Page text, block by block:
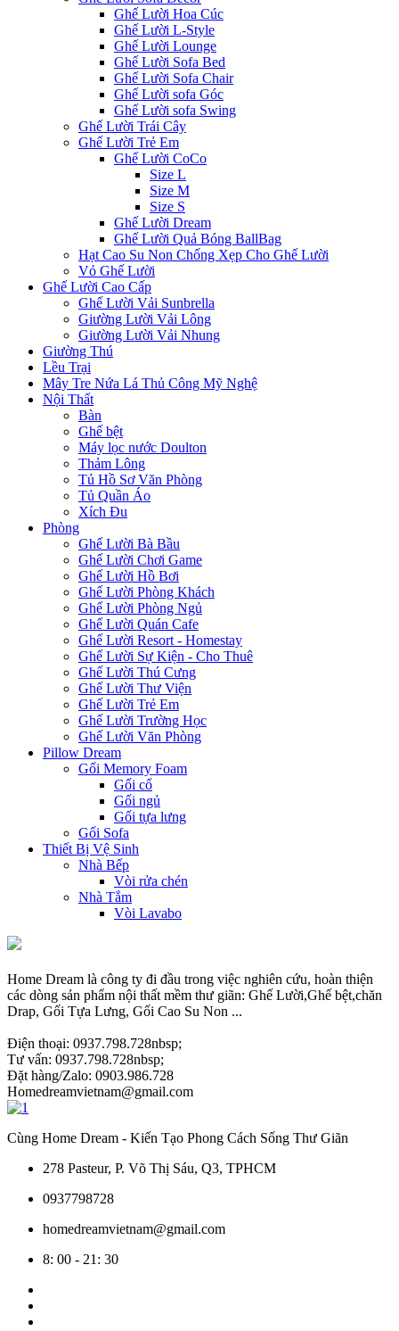
Ghế Lười Hoa Cúc
Ghế Lười L-Style
Ghế Lười Lounge
Ghế Lười Sofa Bed
Ghế Lười Sofa Chair
Ghế Lười sofa Góc
Ghế Lười sofa Swing
Ghế Lười Trái Cây
Ghế Lười Trẻ Em
Ghế Lười CoCo
Size L
Size M
Size S
Ghế Lười Dream
Ghế Lười Quả Bóng BallBag
Hạt Cao Su Non Chống Xẹp Cho Ghế Lười
Vỏ Ghế Lười
Ghế Lười Cao Cấp
Ghế Lười Vải Sunbrella
Giường Lười Vải Lông
Giường Lười Vải Nhung
Giường Thú
Lều Trại
Mây Tre Nứa Lá Thủ Công Mỹ Nghệ
Nội Thất
Bàn
Ghế bệt
Máy lọc nước Doulton
Thảm Lông
Tủ Hồ Sơ Văn Phòng
Tủ Quần Áo
Xích Đu
Phòng
Ghế Lười Bà Bầu
Ghế Lười Chơi Game
Ghế Lười Hồ Bơi
Ghế Lười Phòng Khách
Ghế Lười Phòng Ngủ
Ghế Lười Quán Cafe
Ghế Lười Resort - Homestay
Ghế Lười Sự Kiện - Cho Thuê
Ghế Lười Thú Cưng
Ghế Lười Thư Viện
Ghế Lười Trẻ Em
Ghế Lười Trường Học
Ghế Lười Văn Phòng
Pillow Dream
Gối Memory Foam
Gối cổ
Gối ngủ
Gối tựa lưng
Gối Sofa
Thiết Bị Vệ Sinh
Nhà Bếp
Vòi rửa chén
Nhà Tắm
Vòi Lavabo
Home Dream là công ty đi đầu trong việc nghiên cứu, hoàn thiện
các dòng sản phẩm nội thất mềm thư giãn: Ghế Lười,Ghế bệt,chăn
Drap, Gối Tựa Lưng, Gối Cao Su Non ...
Điện thoại: 0937.798.728nbsp;
Tư vấn: 0937.798.728nbsp;
Đặt hàng/Zalo: 0903.986.728
Homedreamvietnam@gmail.com
Cùng Home Dream - Kiến Tạo Phong Cách Sống Thư Giãn
278 Pasteur, P. Võ Thị Sáu, Q3, TPHCM
0937798728
homedreamvietnam@gmail.com
8: 00 - 21: 30